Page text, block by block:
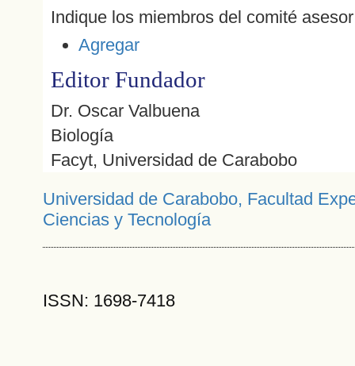
Indique los miembros del comité
Agregar
Editor Fundador
Dr. Oscar Valbuena
Biología
Facyt, Universidad de Carabobo
Universidad de Carabobo, Facultad
Ciencias y Tecnología
ISSN: 1698-7418